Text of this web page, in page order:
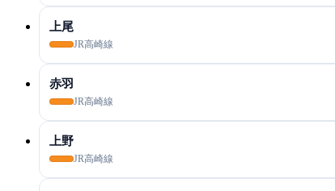
上尾
JR高崎線
赤羽
JR高崎線
上野
JR高崎線